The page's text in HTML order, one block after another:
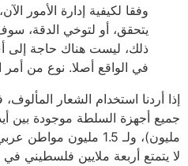
وفقا لكيفية إدارة الأمور
يتحقق، أو لتوخي الدقة،
ذلك، ليست هناك حاجة إلى
في الواقع أصلا. نوع من أمر
إذا أردنا استخدام الشعار المألوف،
مليون)، ولـ 1.5 مليون
لا يتمتع أربعة ملايين فلسطيني